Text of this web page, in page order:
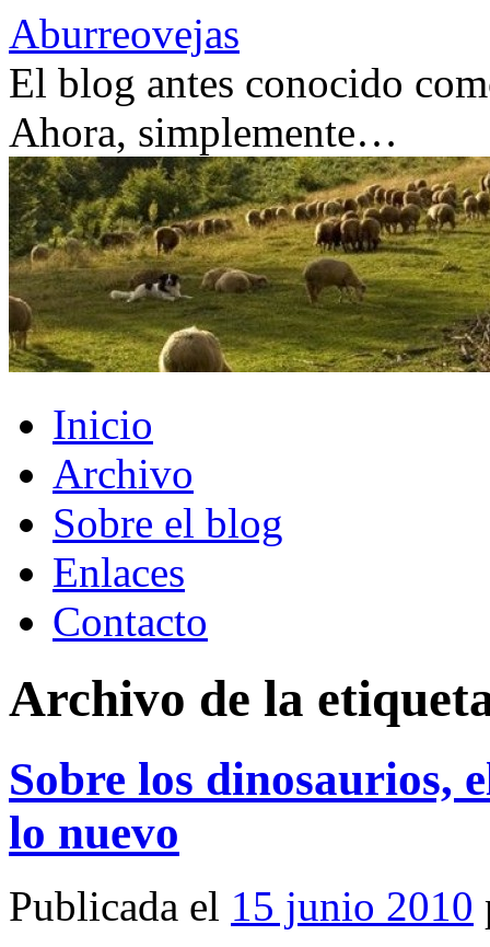
Saltar
al
contenido
Aburreovejas
El blog antes conocido
Ahora, simplemente…
Inicio
Archivo
Sobre el blog
Enlaces
Contacto
Archivo de la
Sobre los dinosaurios,
lo nuevo
Publicada el 15 junio 2010